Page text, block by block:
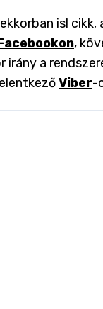
is! cikk,
,
irány a
Viber-